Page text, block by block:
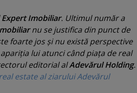
Expert Imobiliar. Ultimul număr a
nu se justifica din punct de
foarte jos şi nu există perspective
lui atunci când piaţa de real
editorial alAdevărul Holding.
estate al ziarului Adevărul